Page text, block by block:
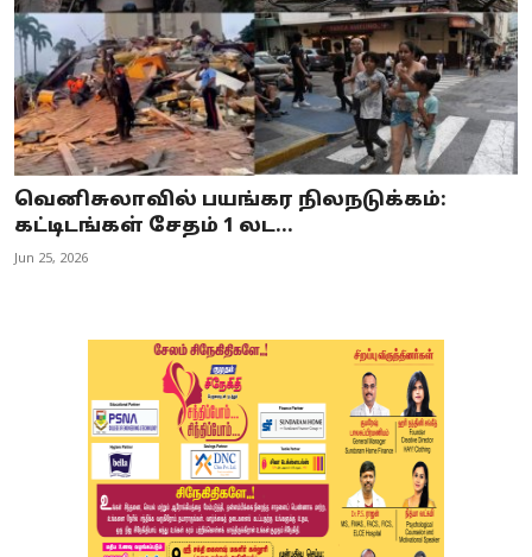
வெனிசுலாவில் பயங்கர நிலநடுக்கம்:
கட்டிடங்கள் சேதம் 1 லட...
Jun 25, 2026